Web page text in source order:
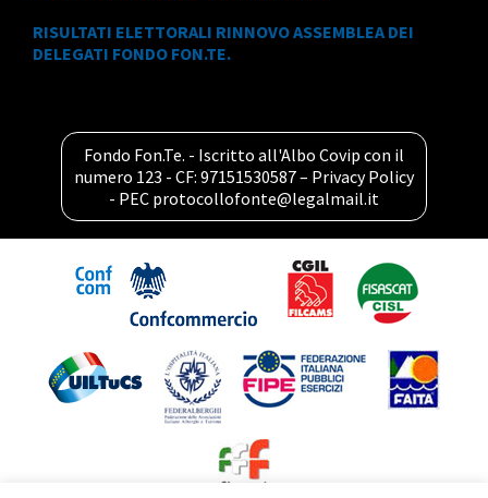
RISULTATI ELETTORALI RINNOVO ASSEMBLEA DEI
DELEGATI FONDO FON.TE.
Fondo Fon.Te. - Iscritto all'Albo Covip con il
numero 123 - CF: 97151530587 – Privacy Policy
- PEC protocollofonte@legalmail.it